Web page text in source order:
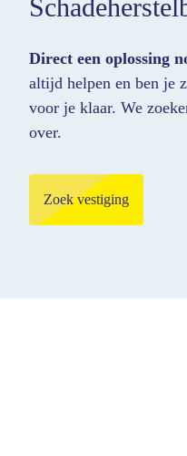
Direct een oplossing
altijd helpen en ben je
voor je klaar. We
over.
Zoek vestiging